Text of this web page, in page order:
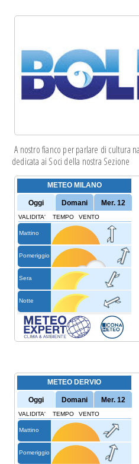
A nostro fianco per parlare di cultura
dedicata ai Soci della nostra Sezione